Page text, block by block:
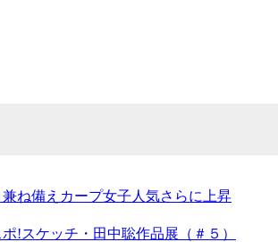
ね備えカープ女子人気さらに上昇
!スケッチ・田中聡作品展（＃５）